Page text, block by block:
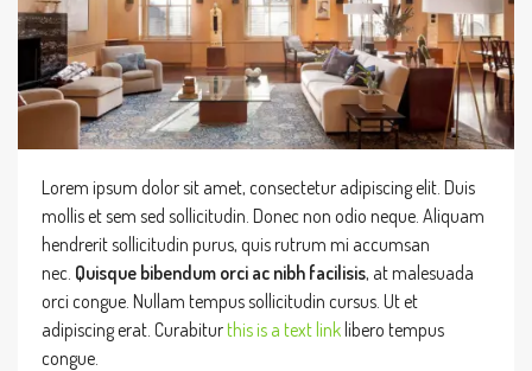
Lorem ipsum dolor sit amet, consectetur adipiscing elit. Duis
mollis et sem sed sollicitudin. Donec non odio neque. Aliquam
hendrerit sollicitudin purus, quis rutrum mi accumsan
nec. Quisque bibendum orci ac nibh facilisis, at malesuada
orci congue. Nullam tempus sollicitudin cursus. Ut et
adipiscing erat. Curabiturthis is a text linklibero tempus
congue.